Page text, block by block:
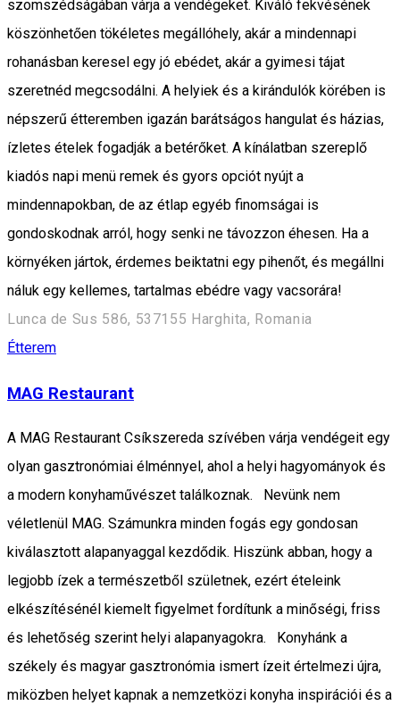
szomszédságában várja a vendégeket. Kiváló fekvésének
köszönhetően tökéletes megállóhely, akár a mindennapi
rohanásban keresel egy jó ebédet, akár a gyimesi tájat
szeretnéd megcsodálni. A helyiek és a kirándulók körében is
népszerű étteremben igazán barátságos hangulat és házias,
ízletes ételek fogadják a betérőket. A kínálatban szereplő
kiadós napi menü remek és gyors opciót nyújt a
mindennapokban, de az étlap egyéb finomságai is
gondoskodnak arról, hogy senki ne távozzon éhesen. Ha a
környéken jártok, érdemes beiktatni egy pihenőt, és megállni
náluk egy kellemes, tartalmas ebédre vagy vacsorára!
Lunca de Sus 586, 537155 Harghita, Romania
Étterem
MAG Restaurant
A MAG Restaurant Csíkszereda szívében várja vendégeit egy
olyan gasztronómiai élménnyel, ahol a helyi hagyományok és
a modern konyhaművészet találkoznak. Nevünk nem
véletlenül MAG. Számunkra minden fogás egy gondosan
kiválasztott alapanyaggal kezdődik. Hiszünk abban, hogy a
legjobb ízek a természetből születnek, ezért ételeink
elkészítésénél kiemelt figyelmet fordítunk a minőségi, friss
és lehetőség szerint helyi alapanyagokra. Konyhánk a
székely és magyar gasztronómia ismert ízeit értelmezi újra,
miközben helyet kapnak a nemzetközi konyha inspirációi és a